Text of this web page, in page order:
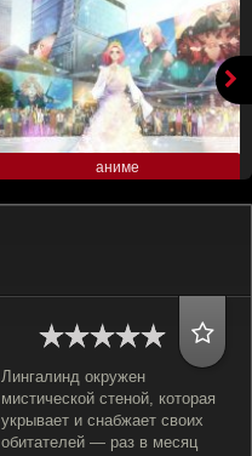
аниме
Лингалинд окружен
мистической стеной, которая
укрывает и снабжает своих
обитателей — раз в месяц